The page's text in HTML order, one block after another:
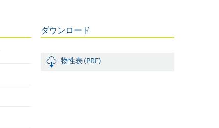
ダウンロード
物性表 (PDF)